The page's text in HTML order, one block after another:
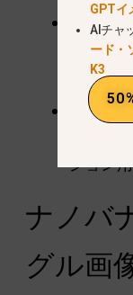
マーケ
影なし
る。.
クリエ
ーシャ
ション
ナノバ
グル画
GPTイ
AIチャ
ード・
K3